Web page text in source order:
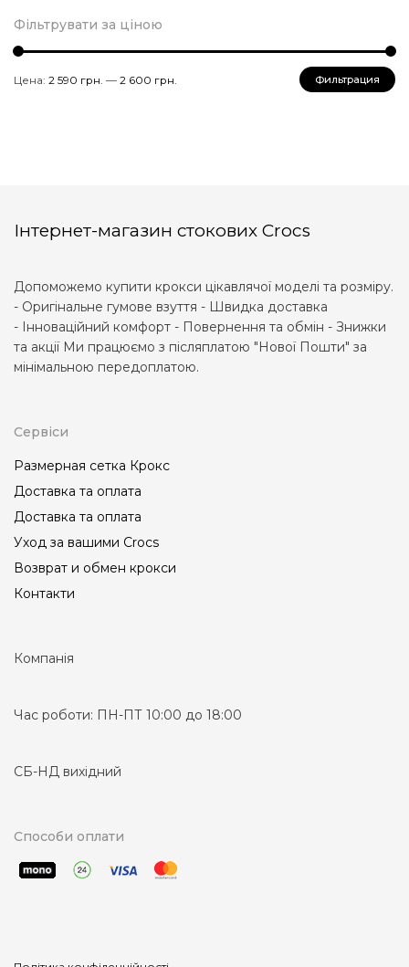
Фільтрувати за ціною
Минимальная
Максимальная
Фильтрация
Цена: 2 590 грн. — 2 600 грн.
Інтернет-магазин стокових Crocs
Допоможемо купити крокси цікавлячої моделі та розміру.
- Оригінальне гумове взуття - Швидка доставка
- Інноваційний комфорт - Повернення та обмін - Знижки
та акції Ми працюємо з післяплатою "Нової Пошти" за
мінімальною передоплатою.
Сервіси
Размерная сетка Крокс
Доставка та оплата
Доставка та оплата
Уход за вашими Crocs
Возврат и обмен крокси
Контакти
Компанія
Час роботи: ПН-ПТ 10:00 до 18:00
СБ-НД вихідний
Способи оплати